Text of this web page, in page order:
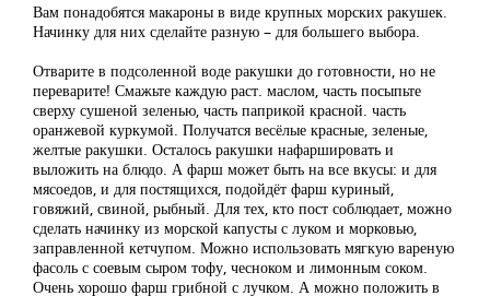
Вам понадобятся макароны в виде крупных морских ракушек.
Начинку для них сделайте разную – для большего выбора.
Отварите в подсоленной воде ракушки до готовности, но не
переварите! Смажьте каждую раст. маслом, часть посыпьте
сверху сушеной зеленью, часть паприкой красной. часть
оранжевой куркумой. Получатся весёлые красные, зеленые,
желтые ракушки. Осталось ракушки нафаршировать и
выложить на блюдо. А фарш может быть на все вкусы: и для
мясоедов, и для постящихся, подойдёт фарш куриный,
говяжий, свиной, рыбный. Для тех, кто пост соблюдает, можно
сделать начинку из морской капусты с луком и морковью,
заправленной кетчупом. Можно использовать мягкую вареную
фасоль с соевым сыром тофу, чесноком и лимонным соком.
Очень хорошо фарш грибной с лучком. А можно положить в